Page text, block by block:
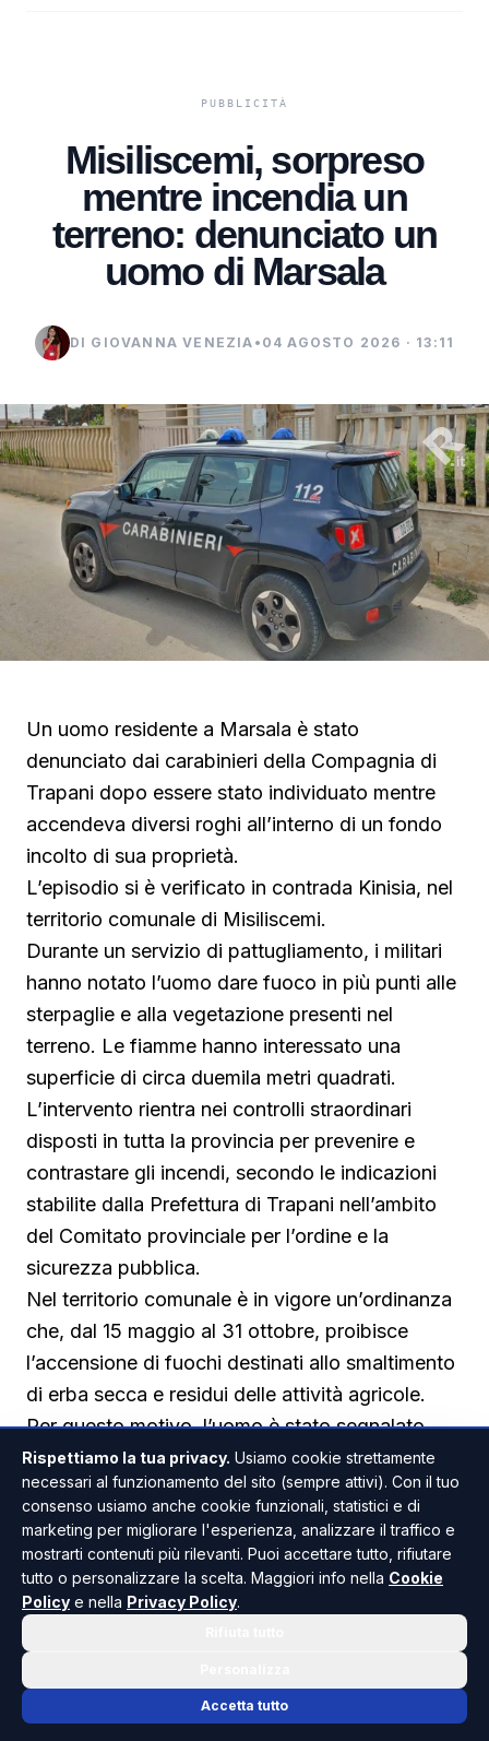
Misiliscemi, sorpreso
mentre incendia un
terreno: denunciato un
uomo di Marsala
DI GIOVANNA VENEZIA • 04 AGOSTO 2026 · 13:11
Un uomo residente a Marsala è stato
denunciato dai carabinieri della Compagnia di
Trapani dopo essere stato individuato mentre
accendeva diversi roghi all’interno di un fondo
incolto di sua proprietà.
L’episodio si è verificato in contrada Kinisia, nel
territorio comunale di Misiliscemi.
Durante un servizio di pattugliamento, i militari
hanno notato l’uomo dare fuoco in più punti alle
sterpaglie e alla vegetazione presenti nel
terreno. Le fiamme hanno interessato una
superficie di circa duemila metri quadrati.
L’intervento rientra nei controlli straordinari
disposti in tutta la provincia per prevenire e
contrastare gli incendi, secondo le indicazioni
stabilite dalla Prefettura di Trapani nell’ambito
del Comitato provinciale per l’ordine e la
sicurezza pubblica.
Nel territorio comunale è in vigore un’ordinanza
che, dal 15 maggio al 31 ottobre, proibisce
l’accensione di fuochi destinati allo smaltimento
di erba secca e residui delle attività agricole.
Per questo motivo, l’uomo è stato segnalato
all’autorità giudiziaria con l’ipotesi di reato di
incendio.
Il procedimento si trova ancora nella fase delle
indagini preliminari. Le responsabilità
dell’indagato potranno essere accertate
definitivamente soltanto con un’eventuale
sentenza irrevocabile, nel rispetto del principio
Rispettiamo la tua privacy. Usiamo cookie strettamente
necessari al funzionamento del sito (sempre attivi). Con il tuo
consenso usiamo anche cookie funzionali, statistici e di
marketing per migliorare l'esperienza, analizzare il traffico e
mostrarti contenuti più rilevanti. Puoi accettare tutto, rifiutare
tutto o personalizzare la scelta. Maggiori info nella Cookie
Policy e nella Privacy Policy.
Accetta tutto